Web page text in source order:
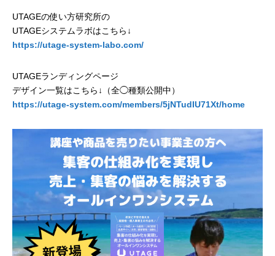
UTAGEの使い方研究所の
UTAGEシステムラボはこちら↓
https://utage-system-labo.com/
UTAGEランディングページ
デザイン一覧はこちら↓（全◯種類公開中）
https://utage-system.com/members/5jNTudIU71Xt/home